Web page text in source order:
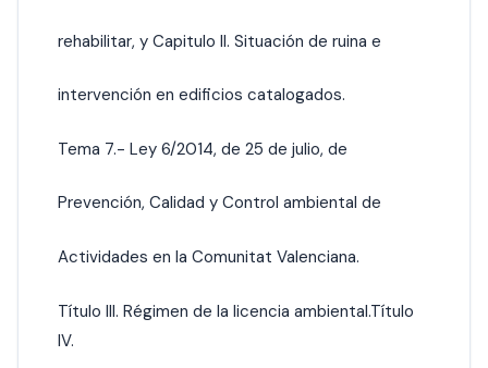
rehabilitar, y Capitulo II. Situación de ruina e
intervención en edificios catalogados.
Tema 7.- Ley 6/2014, de 25 de julio, de
Prevención, Calidad y Control ambiental de
Actividades en la Comunitat Valenciana.
Título III. Régimen de la licencia ambiental.Título
IV.